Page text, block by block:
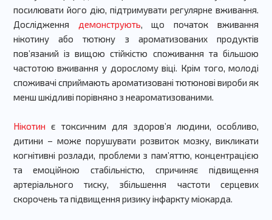
посилювати його дію, підтримувати регулярне вживання.
Дослідження демонструють, що початок вживання
нікотину або тютюну з ароматизованих продуктів
пов’язаний із вищою стійкістю споживання та більшою
частотою вживання у дорослому віці. Крім того, молоді
споживачі сприймають ароматизовані тютюнові вироби як
менш шкідливі порівняно з неароматизованими.
Нікотин є токсичним для здоровʼя людини, особливо,
дитини – може порушувати розвиток мозку, викликати
когнітивні розлади, проблеми з пам’яттю, концентрацією
та емоційною стабільністю, спричиняє підвищення
артеріального тиску, збільшення частоти серцевих
скорочень та підвищення ризику інфаркту міокарда.